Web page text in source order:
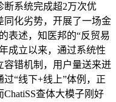
系统完成超2万次优
同化劣势，开展了一场金
表述，知医邦的“反贸易
成立以来，通过系统性
容错机制，用户量送来迸
“线下+线上”体例，正
查体大模子刚好